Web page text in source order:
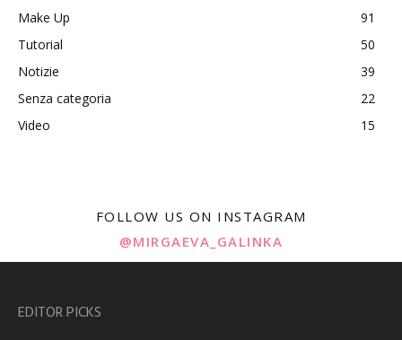
Make Up
91
Tutorial
50
Notizie
39
Senza categoria
22
Video
15
FOLLOW US ON INSTAGRAM
@MIRGAEVA_GALINKA
EDITOR PICKS